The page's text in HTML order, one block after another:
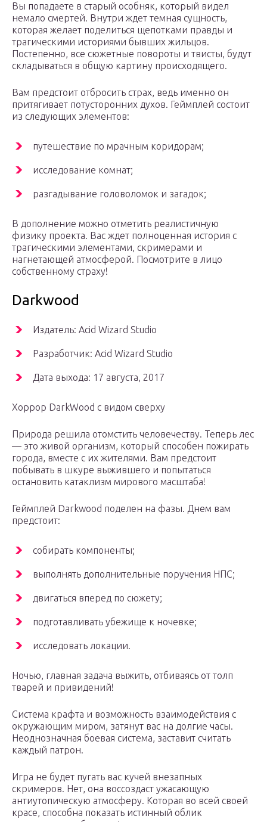
Вы попадаете в старый особняк, который видел
немало смертей. Внутри ждет темная сущность,
которая желает поделиться щепотками правды и
трагическими историями бывших жильцов.
Постепенно, все сюжетные повороты и твисты, будут
складываться в общую картину происходящего.
Вам предстоит отбросить страх, ведь именно он
притягивает потусторонних духов. Геймплей состоит
из следующих элементов:
путешествие по мрачным коридорам;
исследование комнат;
разгадывание головоломок и загадок;
В дополнение можно отметить реалистичную
физику проекта. Вас ждет полноценная история с
трагическими элементами, скримерами и
нагнетающей атмосферой. Посмотрите в лицо
собственному страху!
Darkwood
Издатель: Acid Wizard Studio
Разработчик: Acid Wizard Studio
Дата выхода: 17 августа, 2017
Хоррор DarkWood с видом сверху
Природа решила отомстить человечеству. Теперь лес
— это живой организм, который способен пожирать
города, вместе с их жителями. Вам предстоит
побывать в шкуре выжившего и попытаться
остановить катаклизм мирового масштаба!
Геймплей Darkwood поделен на фазы. Днем вам
предстоит:
собирать компоненты;
выполнять дополнительные поручения НПС;
двигаться вперед по сюжету;
подготавливать убежище к ночевке;
исследовать локации.
Ночью, главная задача выжить, отбиваясь от толп
тварей и привидений!
Система крафта и возможность взаимодействия с
окружающим миром, затянут вас на долгие часы.
Неоднозначная боевая система, заставит считать
каждый патрон.
Игра не будет пугать вас кучей внезапных
скримеров. Нет, она воссоздаст ужасающую
антиутопическую атмосферу. Которая во всей своей
красе, способна показать истинный облик